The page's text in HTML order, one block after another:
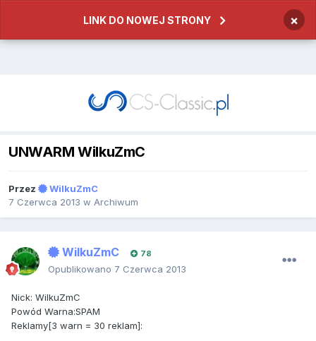
LINK DO NOWEJ STRONY ×
UNWARM WilkuZmC
Przez
WilkuZmC
7 Czerwca 2013 w Archiwum
WilkuZmC 78
Opublikowano 7 Czerwca 2013
Nick: WilkuZmC
Powód Warna:SPAM
Reklamy[3 warn = 30 reklam]: